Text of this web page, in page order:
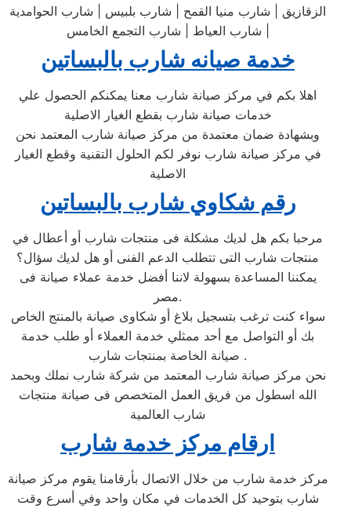
الزقازيق | شارب منيا القمح | شارب بلبيس | شارب الحوامدية
| شارب العياط | شارب التجمع الخامس
خدمة صيانه شارب بالبساتين
اهلا بكم في مركز صيانة شارب معنا يمكنكم الحصول علي
خدمات صيانة شارب بقطع الغيار الاصلية
وبشهادة ضمان معتمدة من مركز صيانة شارب المعتمد نحن
في مركز صيانة شارب نوفر لكم الحلول التقنية وقطع الغيار
الاصلية
رقم شكاوي شارب بالبساتين
مرحبا بكم هل لديك مشكلة فى منتجات شارب أو أعطال في
منتجات شارب التى تتطلب الدعم الفنى أو هل لديك سؤال؟
يمكننا المساعدة بسهولة لاننا أفضل خدمة عملاء صيانة فى
مصر.
سواء كنت ترغب بتسجيل بلاغ أو شكاوى صيانة بالمنتج الخاص
بك أو التواصل مع أحد ممثلي خدمة العملاء أو طلب خدمة
صيانة الخاصة بمنتجات شارب .
نحن مركز صيانة شارب المعتمد من شركة شارب نملك وبحمد
الله اسطول من فريق العمل المتخصص فى صيانة منتجات
شارب العالمية
ارقام مركز خدمة شارب
مركز خدمة شارب من خلال الاتصال بأرقامنا يقوم مركز صيانة
شارب بتوحيد كل الخدمات في مكان واحد وفي أسرع وقت